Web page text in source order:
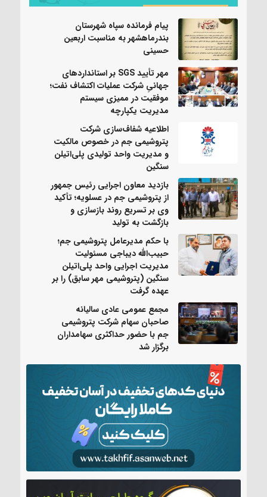
پیام فرمانده سپاه شهرستان
بندرماهشهر به مناسبت اربعین
حسینی
مهر تأیید SGS بر استانداردهای
جهانیِ شرکت عملیات اکتشاف نفت؛
موفقیت در ممیزی سیستم
مدیریت یکپارچه
اطلاعیه شفاف‌سازی شرکت
پتروشیمی جم در خصوص مالکیت
و مدیریت واحد تولیدی پلی‌اتیلن
سنگین
بازدید معاون اجرایی رئیس جمهور
از پتروشیمی جم در عسلویه؛ تأکید
وی بر تسریع روند بازسازی و
بازگشت به تولید
با حکم مدیرعامل پتروشیمی جم؛
حبیب‌الله دیباجی مسئولیت
مدیریت اجرایی واحد پلی‌اتیلن
سنگین (پتروشیمی مهر سابق) را بر
عهده گرفت
مجمع عمومی عادی سالیانه
صاحبان سهام شرکت پتروشیمی
جم با حضور حداکثری سهامداران
برگزار شد